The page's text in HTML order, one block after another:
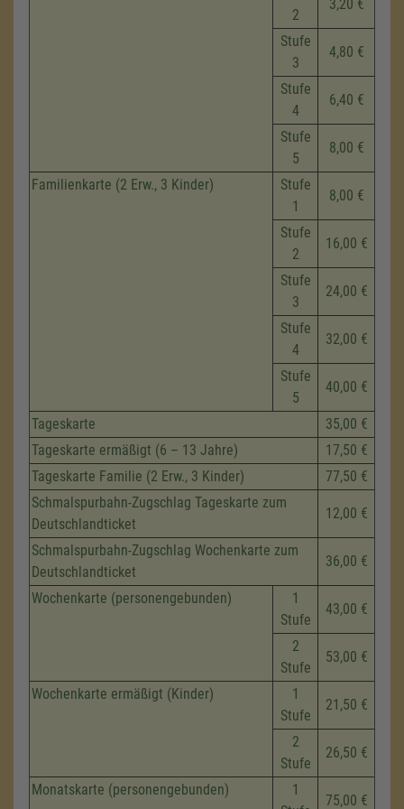
2
3,20 €
Stufe
3
4,80 €
Stufe
4
6,40 €
Stufe
5
8,00 €
Familienkarte (2 Erw., 3 Kinder)
Stufe
1
8,00 €
Stufe
2
16,00 €
Stufe
3
24,00 €
Stufe
4
32,00 €
Stufe
5
40,00 €
Tageskarte
35,00 €
Tageskarte ermäßigt (6 – 13 Jahre)
17,50 €
Tageskarte Familie (2 Erw., 3 Kinder)
77,50 €
Schmalspurbahn-Zugschlag Tageskarte zum
Deutschlandticket
12,00 €
Schmalspurbahn-Zugschlag Wochenkarte zum
Deutschlandticket
36,00 €
Wochenkarte (personengebunden)
1
Stufe
43,00 €
2
Stufe
53,00 €
Wochenkarte ermäßigt (Kinder)
1
Stufe
21,50 €
2
Stufe
26,50 €
Monatskarte (personengebunden)
1
75,00 €